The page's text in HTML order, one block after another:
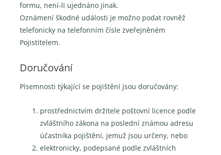
formu, není-li ujednáno jinak.
Oznámení škodné události je možno podat rovněž
telefonicky na telefonním čísle zveřejněném
Pojistitelem.
Doručování
Písemnosti týkající se pojištění jsou doručovány:
prostřednictvím držitele poštovní licence podle
zvláštního zákona na poslední známou adresu
účastníka pojištění, jemuž jsou určeny, nebo
elektronicky, podepsané podle zvláštních